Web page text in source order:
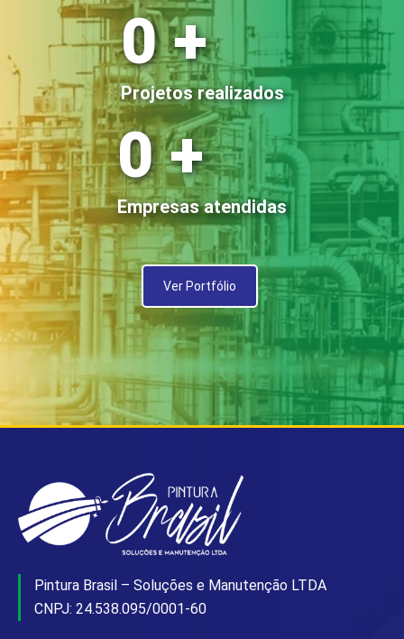
0+
Projetos realizados
0+
Empresas atendidas
Ver Portfólio
Pintura Brasil – Soluções e Manutenção LTDA
CNPJ: 24.538.095/0001-60